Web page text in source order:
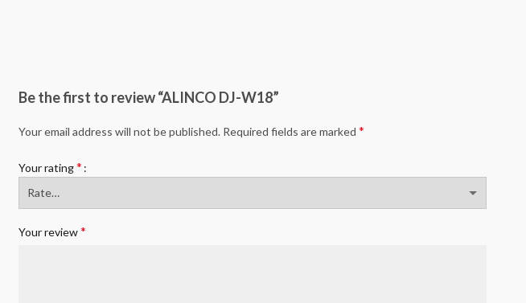
Be the first to review “ALINCO DJ-W18”
Your email address will not be published. Required fields are marked *
Your rating*
Your review*